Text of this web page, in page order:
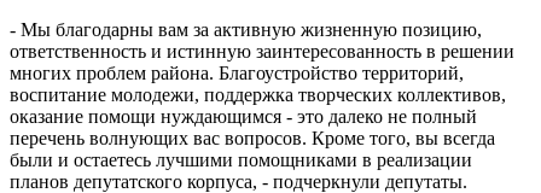
- Мы благодарны вам за активную жизненную позицию,
ответственность и истинную заинтересованность в решении
многих проблем района. Благоустройство территорий,
воспитание молодежи, поддержка творческих коллективов,
оказание помощи нуждающимся - это далеко не полный
перечень волнующих вас вопросов. Кроме того, вы всегда
были и остаетесь лучшими помощниками в реализации
планов депутатского корпуса, - подчеркнули депутаты.